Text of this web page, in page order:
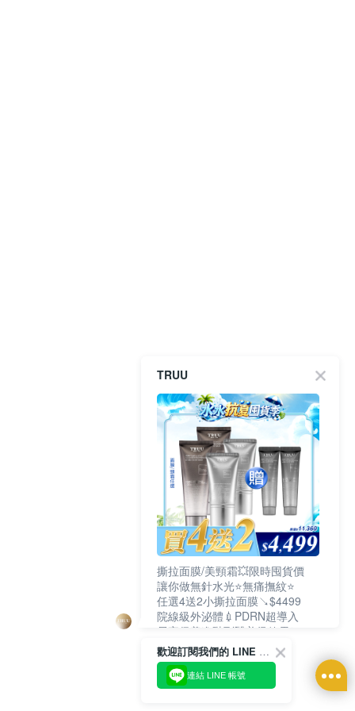
TRUU
撕拉面膜/美頸霜💥限時囤貨價
讓你做無針水光⭐無痛撫紋⭐
任選4送2小撕拉面膜↘$4499
院線級外泌體💉PDRN超導入
居家保養進階到醫美級效果❗
歡迎訂閱我們的 LINE 官方帳號
連結 LINE 帳號